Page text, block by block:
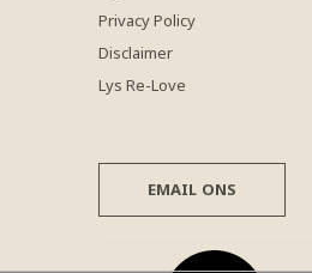
Privacy Policy
Disclaimer
Lys Re-Love
EMAIL ONS